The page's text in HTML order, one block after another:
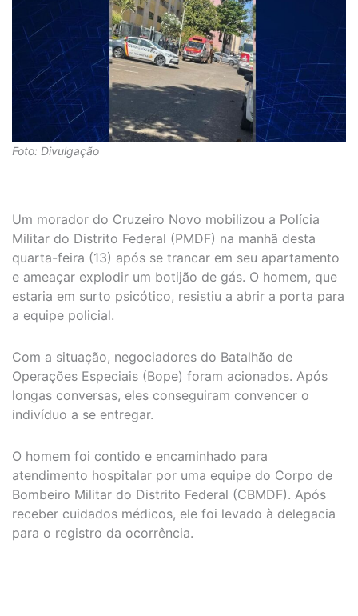
Foto: Divulgação
Um morador do Cruzeiro Novo mobilizou a Polícia
Militar do Distrito Federal (PMDF) na manhã desta
quarta-feira (13) após se trancar em seu apartamento
e ameaçar explodir um botijão de gás. O homem, que
estaria em surto psicótico, resistiu a abrir a porta para
a equipe policial.
Com a situação, negociadores do Batalhão de
Operações Especiais (Bope) foram acionados. Após
longas conversas, eles conseguiram convencer o
indivíduo a se entregar.
O homem foi contido e encaminhado para
atendimento hospitalar por uma equipe do Corpo de
Bombeiro Militar do Distrito Federal (CBMDF). Após
receber cuidados médicos, ele foi levado à delegacia
para o registro da ocorrência.